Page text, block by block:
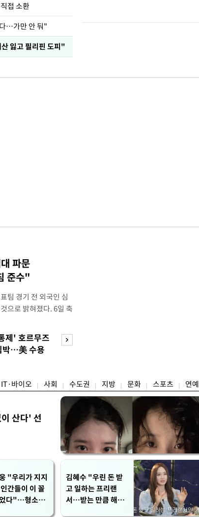
접 소환
…가만 안 둬"
잃고 필리핀 도피"
파문
준수"
팀 경기 전 외국인 심
으로 밝혀졌다. 6일 축
구협회가 2011~2012
실을 확인했다. 당시
10여 명에게 한 번에
돈을 성
제' 호르무즈
박…美 수용
IT·바이오 사회 수도권 지방 문화 스포츠 연예
산다' 선
"우리가 지지
간들이 이 꼴
다"…형소법
김혜수 "우린 돈 받
고 일하는 프리랜
서…받는 만큼 해내